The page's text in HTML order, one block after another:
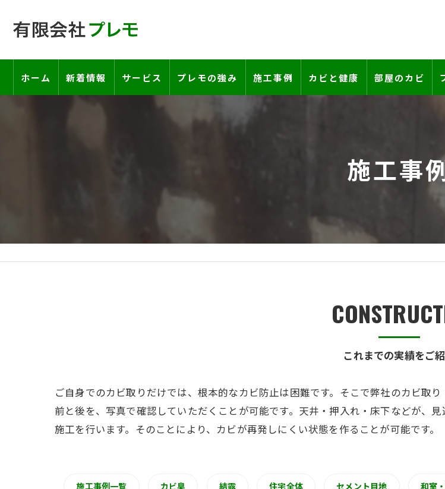
ホーム 新着情報 サービス
工事の流れ―契約書・保証書について―
プレモの強み 施工事例 カビと健康 部屋のカビ
壁紙下地防カビ
壁紙カビ・壁紙下
『またか…』
カビと結露対策
押入れ・収納・
施工事
これまでの実績をご
ご自身でのカビ取りだけでは、根本的なカビ防止は困難です。そこで弊社のカビ取
前と後を、写真で確認していただくことが可能です。天井・押入れ・床下などが、
施工を行います。そのことにより、カビが再発しにくい状態を作ることが可能です。
施工事例一覧 カビ臭 結露 住宅全体 セメント目地 和室